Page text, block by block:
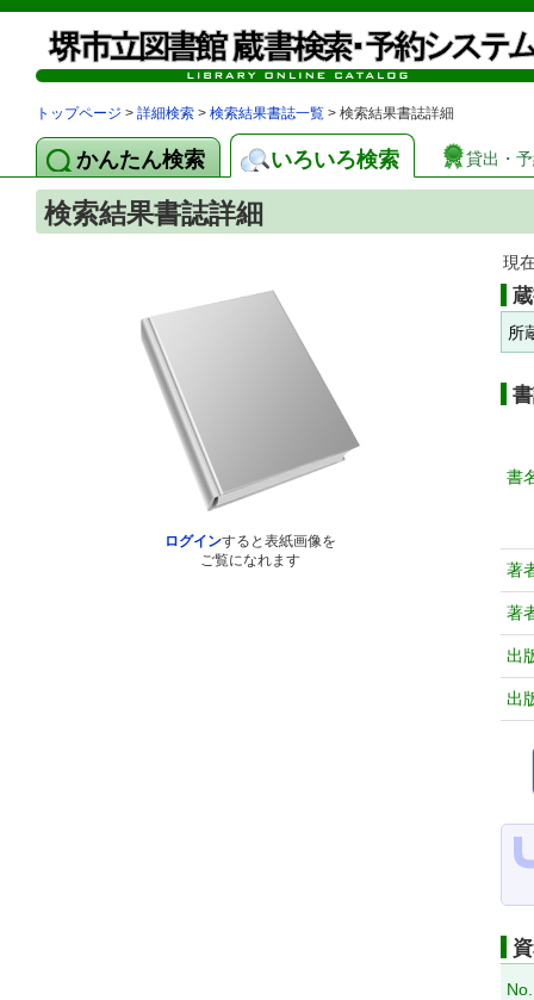
トップページ > 詳細検索 > 検索結果書誌一覧 > 検索結果書誌詳細
かんたん検索 いろいろ検索 貸出・
検索結果書誌詳細
ログインすると表紙画像を
ご覧になれます
現
所
書
著
著
出
出
No.